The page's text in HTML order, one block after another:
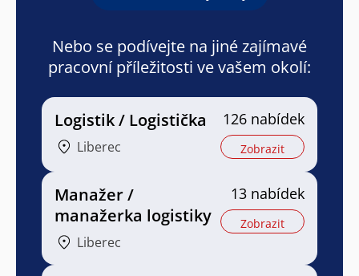
Nebo se podívejte na jiné zajímavé
pracovní příležitosti ve vašem okolí:
Logistik / Logistička
Liberec
126 nabídek
Zobrazit
Manažer /
manažerka logistiky
Liberec
13 nabídek
Zobrazit